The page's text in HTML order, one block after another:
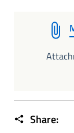
Share: